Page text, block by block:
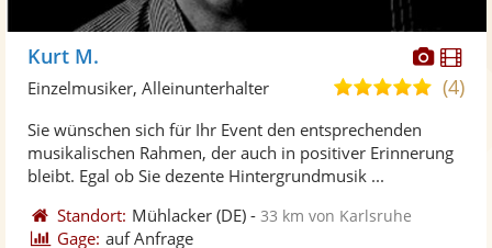
Kurt M.
4,8
Sternen
(4)
Einzelmusiker, Alleinunterhalter
Sie wünschen sich für Ihr Event den entsprechenden
musikalischen Rahmen, der auch in positiver Erinnerung
bleibt. Egal ob Sie dezente Hintergrundmusik ...
Standort: Mühlacker (DE) -33 km von Karlsruhe
Gage: auf Anfrage